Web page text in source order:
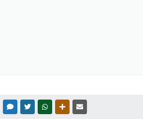
FACEBOOKMESSENGER
TWITTERWHATSAPPOUTRAS MÍDIAS